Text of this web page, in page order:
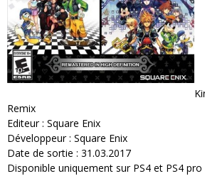
Remix
Editeur : Square Enix
Développeur : Square Enix
Date de sortie : 31.03.2017
Disponible uniquement sur PS4 et PS4 pro